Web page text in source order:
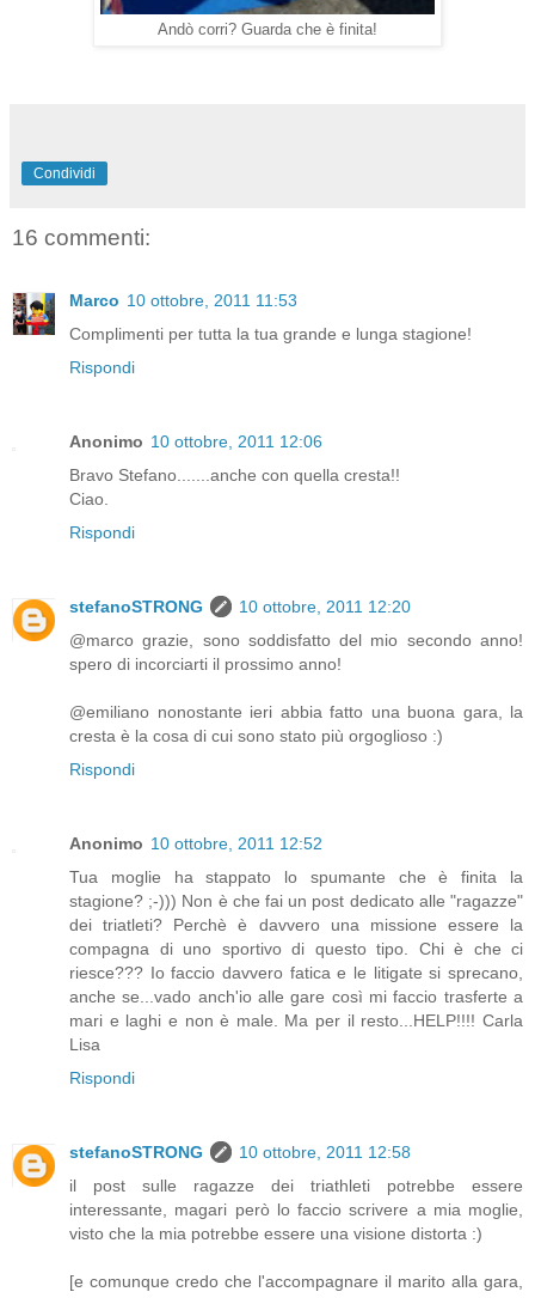
Andò corri? Guarda che è finita!
Condividi
16 commenti:
Marco 10 ottobre, 2011 11:53
Complimenti per tutta la tua grande e lunga stagione!
Rispondi
Anonimo 10 ottobre, 2011 12:06
Bravo Stefano.......anche con quella cresta!!
Ciao.
Rispondi
stefanoSTRONG
10 ottobre, 2011 12:20
@marco grazie, sono soddisfatto del mio secondo anno!
spero di incorciarti il prossimo anno!
@emiliano nonostante ieri abbia fatto una buona gara, la
cresta è la cosa di cui sono stato più orgoglioso :)
Rispondi
Anonimo 10 ottobre, 2011 12:52
Tua moglie ha stappato lo spumante che è finita la
stagione? ;-))) Non è che fai un post dedicato alle "ragazze"
dei triatleti? Perchè è davvero una missione essere la
compagna di uno sportivo di questo tipo. Chi è che ci
riesce??? Io faccio davvero fatica e le litigate si sprecano,
anche se...vado anch'io alle gare così mi faccio trasferte a
mari e laghi e non è male. Ma per il resto...HELP!!!! Carla
Lisa
Rispondi
stefanoSTRONG
10 ottobre, 2011 12:58
il post sulle ragazze dei triathleti potrebbe essere
interessante, magari però lo faccio scrivere a mia moglie,
visto che la mia potrebbe essere una visione distorta :)
[e comunque credo che l'accompagnare il marito alla gara,